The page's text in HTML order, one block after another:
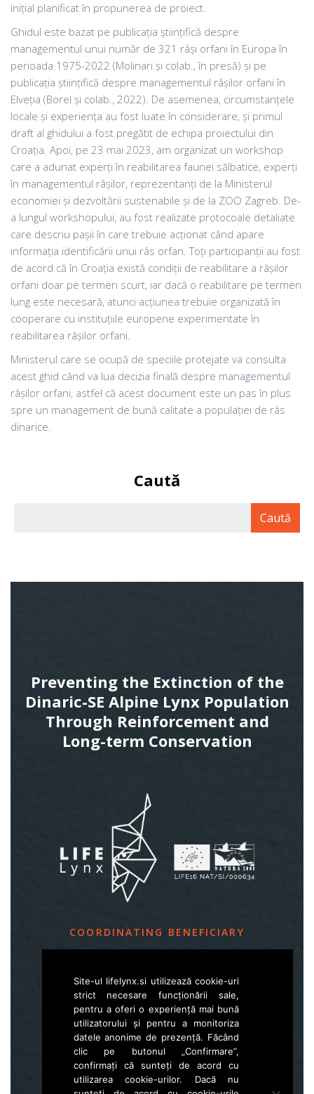
inițial planificat în propunerea de proiect.
Ghidul este bazat pe publicația științifică despre
managementul unui număr de 321 râși orfani în Europa în
perioada 1975-2022 (Molinari și colab., în presă) și pe
publicația științifică despre managementul râșilor orfani în
Elveția (Borel și colab., 2022). De asemenea, circumstanțele
locale și experiența au fost luate în considerare, și primul
draft al ghidului a fost pregătit de echipa proiectului din
Croația. Apoi, pe 23 mai 2023, am organizat un workshop
care a adunat experți în reabilitarea faunei sălbatice, experți
în managementul râșilor, reprezentanți de la Ministerul
economiei și dezvoltării sustenabile și de la ZOO Zagreb. De-
a lungul workshopului, au fost realizate protocoale detaliate
care descriu pașii în care trebuie acționat când apare
informația identificării unui râs orfan. Toți participanții au fost
de acord că în Croația există condiții de reabilitare a râșilor
orfani doar pe termen scurt, iar dacă o reabilitare pe termen
lung este necesară, atunci acțiunea trebuie organizată în
cooperare cu instituțiile europene experimentate în
reabilitarea râșilor orfani.
Ministerul care se ocupă de speciile protejate va consulta
acest ghid când va lua decizia finală despre managementul
râșilor orfani, astfel că acest document este un pas în plus
spre un management de bună calitate a populației de râs
dinarice.
Caută
Preventing the Extinction of the
Dinaric-SE Alpine Lynx Population
Through Reinforcement and
Long-term Conservation
COORDINATING BENEFICIARY
Slovenia Forest Service
Večna pot 2, SI – 1000 Ljubljana
Elife.lynx.eu@gmail.com
Wwww.zgs.si
Sitemap
Site-ul lifelynx.si utilizează cookie-uri
strict necesare funcționării sale,
pentru a oferi o experiență mai bună
utilizatorului și pentru a monitoriza
datele anonime de prezență. Făcând
clic pe butonul „Confirmare”,
confirmați că sunteți de acord cu
utilizarea cookie-urilor. Dacă nu